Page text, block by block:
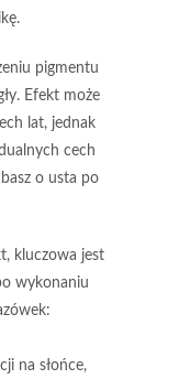
pigmentu
Efekt może
lat, jednak
cech
o usta po
kluczowa jest
wykonaniu
na słońce,